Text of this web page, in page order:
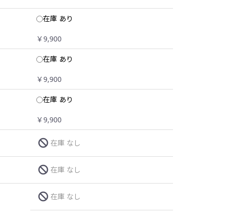
在庫 あり
￥9,900
在庫 あり
￥9,900
在庫 あり
￥9,900
在庫 なし
在庫 なし
在庫 なし